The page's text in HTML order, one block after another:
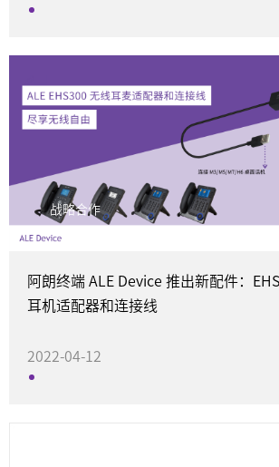
战略合作
阿朗终端 ALE Device 推出新配件：
耳机适配器和连接线
2022-04-12